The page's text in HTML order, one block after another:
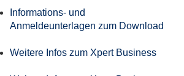
Informations- und
Anmeldeunterlagen zum Download
Weitere Infos zum Xpert Business